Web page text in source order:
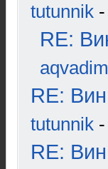
tutunnik
RE:
aqvadim
RE:
tutunnik
RE: